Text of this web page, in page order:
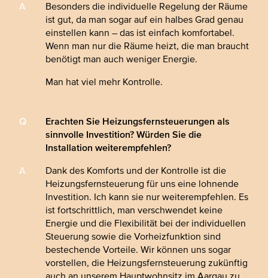
Besonders die individuelle Regelung der Räume
ist gut, da man sogar auf ein halbes Grad genau
einstellen kann – das ist einfach komfortabel.
Wenn man nur die Räume heizt, die man braucht
benötigt man auch weniger Energie.
Man hat viel mehr Kontrolle.
Erachten Sie Heizungsfernsteuerungen als
sinnvolle Investition? Würden Sie die
Installation weiterempfehlen?
Dank des Komforts und der Kontrolle ist die
Heizungsfernsteuerung für uns eine lohnende
Investition. Ich kann sie nur weiterempfehlen. Es
ist fortschrittlich, man verschwendet keine
Energie und die Flexibilität bei der individuellen
Steuerung sowie die Vorheizfunktion sind
bestechende Vorteile. Wir können uns sogar
vorstellen, die Heizungsfernsteuerung zukünftig